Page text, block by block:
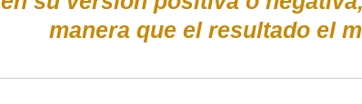
manera que el resultado el